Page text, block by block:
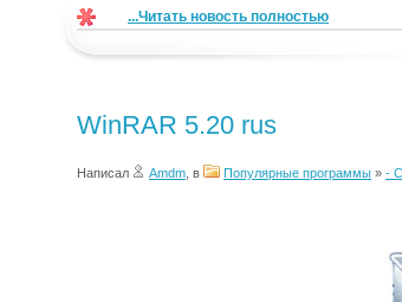
...Читать новость полностью
WinRAR 5.20 rus
Написал Amdm , в Популярные программы » -